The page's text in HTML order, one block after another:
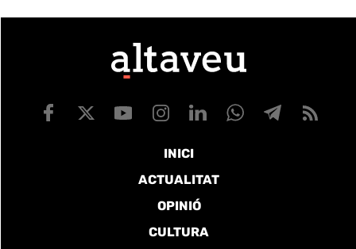
INICI
ACTUALITAT
OPINIÓ
CULTURA